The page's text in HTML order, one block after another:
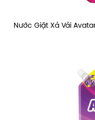
Nước Giặt Xả Vải